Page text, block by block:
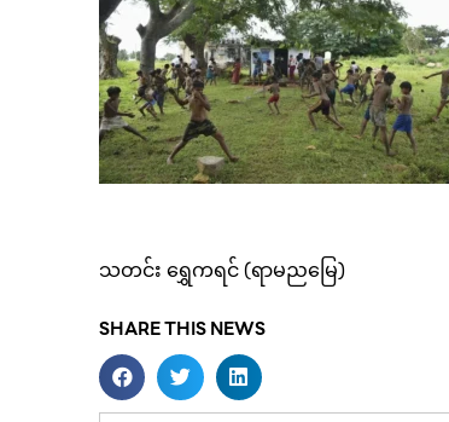
သတင်း ရွှေကရင် (ရာမညမြေ)
SHARE THIS NEWS